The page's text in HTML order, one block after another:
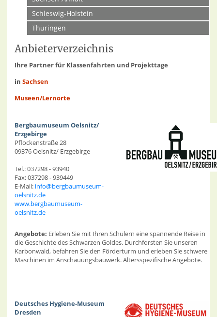
Schleswig-Holstein
Thüringen
Anbieterverzeichnis
Ihre Partner für Klassenfahrten und Projekttage
in Sachsen
Museen/Lernorte
Bergbaumuseum Oelsnitz/
Erzgebirge
Pflockenstraße 28
09376 Oelsnitz/ Erzgebirge
Tel.: 037298 - 93940
Fax: 037298 - 939449
E-Mail: info@bergbaumuseum-
oelsnitz.de
www.bergbaumuseum-
oelsnitz.de
Angebote: Erleben Sie mit Ihren Schülern eine spannende Reise in
die Geschichte des Schwarzen Goldes. Durchforsten Sie unseren
Karbonwald, befahren Sie den Förderturm und erleben Sie schwere
Maschinen im Anschauungsbauwerk. Altersspezifische Angebote.
Deutsches Hygiene-Museum
Dresden